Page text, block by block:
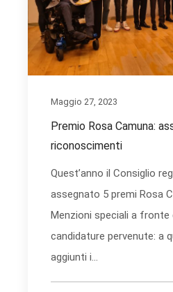
Maggio 27, 2023
Premio Rosa Camuna:
riconoscimenti
Quest’anno il Consiglio
assegnato 5 premi Rosa
Menzioni speciali a fronte
candidature pervenute: a
aggiunti i...